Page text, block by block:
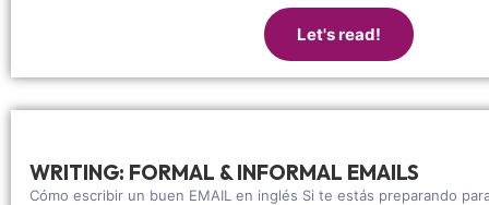
Let's read!
WRITING: FORMAL & INFORMAL EMAILS
Cómo escribir un buen EMAIL en inglés Si te estás preparando